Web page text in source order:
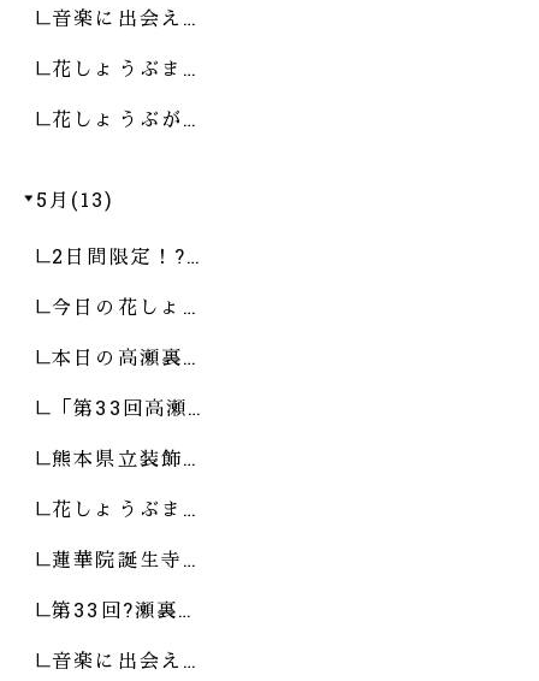
音楽に出会え…
花しょうぶま…
花しょうぶが…
5月(13)
2日間限定！?…
今日の花しょ…
本日の高瀬裏…
「第33回高瀬…
熊本県立装飾…
花しょうぶま…
蓮華院誕生寺…
第33回?瀬裏…
音楽に出会え…